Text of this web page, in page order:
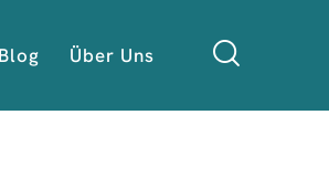
Blog Über Uns